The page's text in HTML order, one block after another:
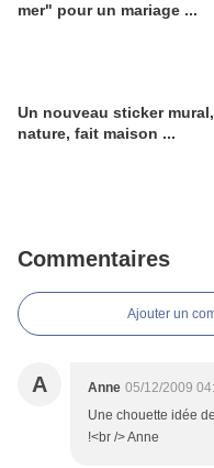
mer" pour un mariage ...
Un nouveau sticker
nature, fait maison ...
Commentaires
Ajouter un
A Anne 05/12/2009
Une chouette idée
!<br /> Anne